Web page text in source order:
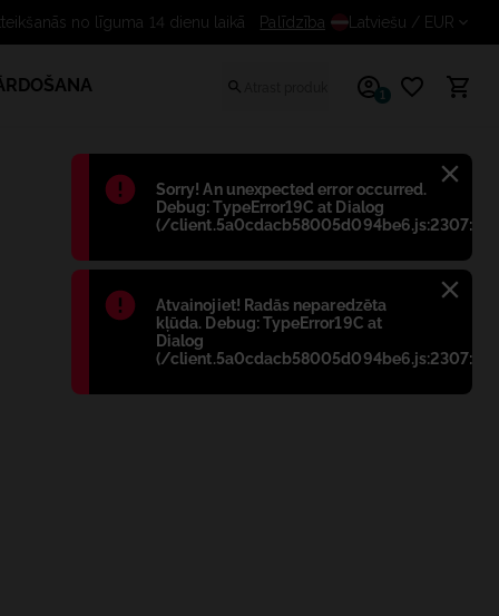
Błąd:
Sorry! An unexpected error occurred.
Debug: TypeError19C at Dialog
(/
Błąd:
Atvainojiet! Radās neparedzēta
kļūda. Debug: TypeError19C at
Dialog
(/
Bezmaksas atteikšanās no līguma 14 dienu laikā
Palīdzība Latviešu / EUR
1